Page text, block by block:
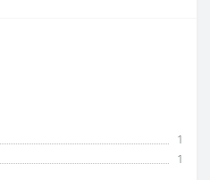
1
1